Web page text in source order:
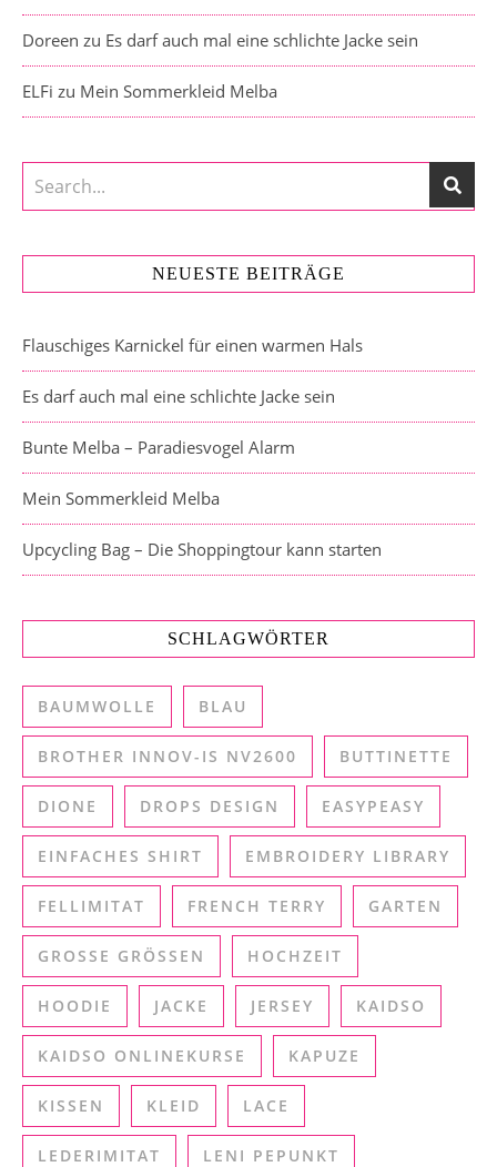
Doreen zu Es darf auch mal eine schlichte Jacke sein
ELFi zu Mein Sommerkleid Melba
NEUESTE BEITRÄGE
Flauschiges Karnickel für einen warmen Hals
Es darf auch mal eine schlichte Jacke sein
Bunte Melba – Paradiesvogel Alarm
Mein Sommerkleid Melba
Upcycling Bag – Die Shoppingtour kann starten
SCHLAGWÖRTER
BAUMWOLLE BLAU
BROTHER INNOV-IS NV2600 BUTTINETTE
DIONE DROPS DESIGN EASYPEASY
EINFACHES SHIRT EMBROIDERY LIBRARY
FELLIMITAT FRENCH TERRY GARTEN
GROSSE GRÖSSEN HOCHZEIT
HOODIE JACKE JERSEY KAIDSO
KAIDSO ONLINEKURSE KAPUZE
KISSEN KLEID LACE
LEDERIMITAT LENI PEPUNKT